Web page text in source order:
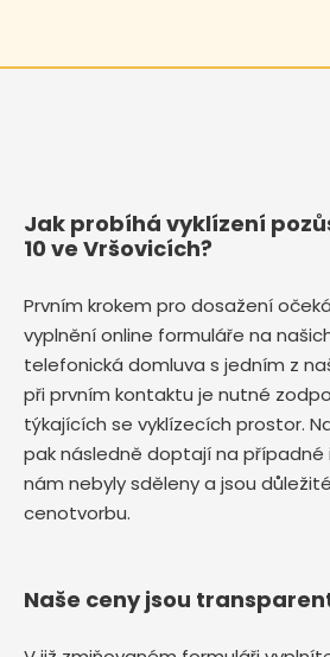
Jak probíhá vyklízení
10 ve Vršovicích?
Prvním krokem pro dosažení
vyplnění online formuláře na
telefonická domluva s jedním z
při prvním kontaktu je nutné
týkajících se vyklízecích prostor.
pak následně doptají na
nám nebyly sděleny a jsou
cenotvorbu.
Naše ceny jsou